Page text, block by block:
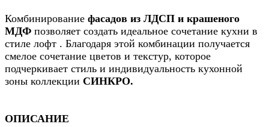
Комбинирование фасадов из ЛДСП и крашеного
МДФ позволяет создать идеальное сочетание кухни в
стиле лофт . Благодаря этой комбинации получается
смелое сочетание цветов и текстур, которое
подчеркивает стиль и индивидуальность кухонной
зоны коллекции СИНКРО.
ОПИСАНИЕ